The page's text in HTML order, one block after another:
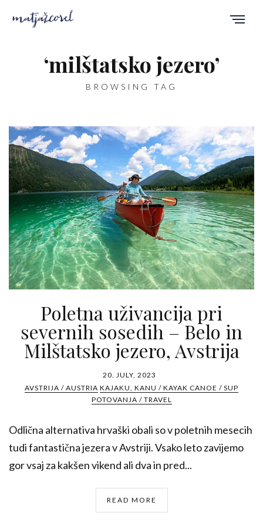
‘milštatsko jezero’
BROWSING TAG
Poletna uživancija pri
severnih sosedih – Belo in
Milštatsko jezero, Avstrija
20. JULY, 2023
AVSTRIJA / AUSTRIA KAJAKU, KANU / KAYAK CANOE / SUP
POTOVANJA / TRAVEL
Odlična alternativa hrvaški obali so v poletnih mesecih
tudi fantastična jezera v Avstriji. Vsako leto zavijemo
gor vsaj za kakšen vikend ali dva in pred...
READ MORE